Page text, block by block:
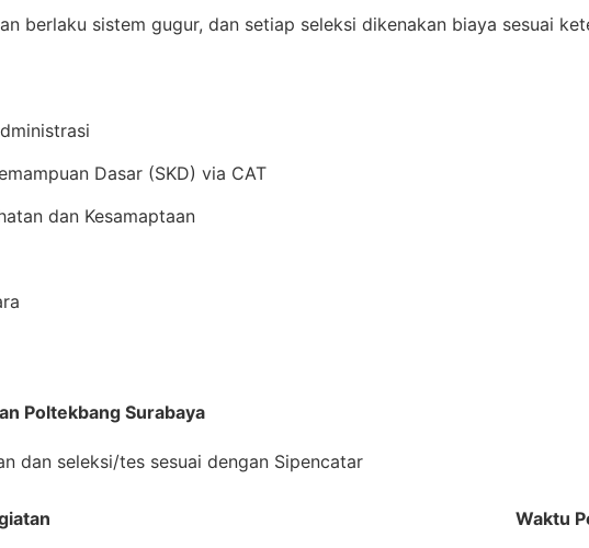
berlaku sistem gugur, dan setiap seleksi dikenakan biaya sesuai
Dasar (SKD) via CAT
dan Kesamaptaan
Poltekbang Surabaya
dan seleksi/tes sesuai dengan Sipencatar
Waktu